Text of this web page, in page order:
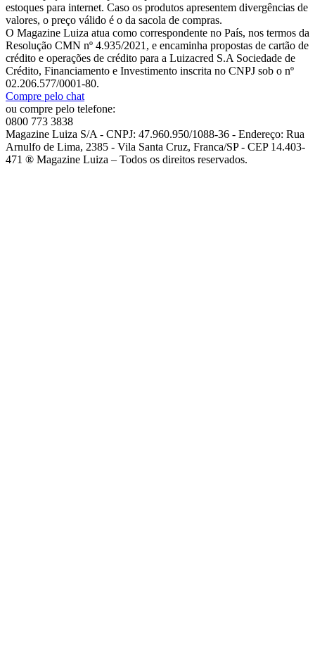
estoques para internet. Caso os produtos apresentem divergências de
valores, o preço válido é o da sacola de compras.
O Magazine Luiza atua como correspondente no País, nos termos da
Resolução CMN nº 4.935/2021, e encaminha propostas de cartão de
crédito e operações de crédito para a Luizacred S.A Sociedade de
Crédito, Financiamento e Investimento inscrita no CNPJ sob o nº
02.206.577/0001-80.
Compre pelo chat
ou compre pelo telefone:
0800 773 3838
Magazine Luiza S/A - CNPJ: 47.960.950/1088-36 - Endereço: Rua
Arnulfo de Lima, 2385 - Vila Santa Cruz, Franca/SP - CEP 14.403-
471 ® Magazine Luiza – Todos os direitos reservados.